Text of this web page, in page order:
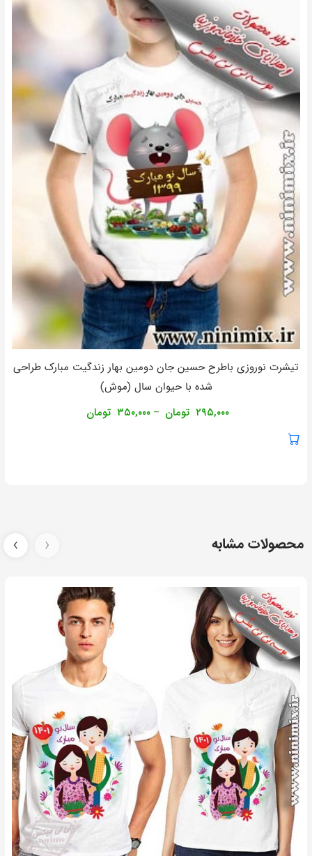
تیشرت نوروزی باطرح حسین جان دومین بهار زندگیت مبارک طراحی
شده با حیوان سال (موش)
۲۹۵,۰۰۰ تومان – ۳۵۰,۰۰۰ تومان
محصولات مشابه ‹
›